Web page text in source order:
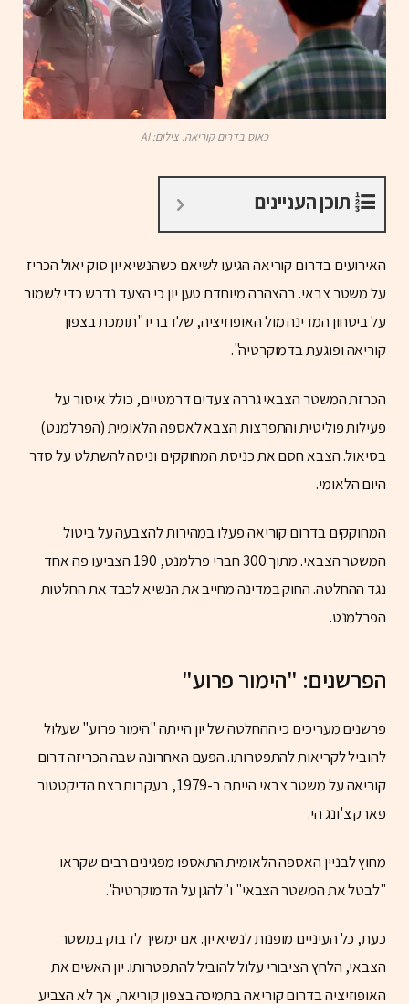
כאוס בדרום קוריאה. צילום: AI
תוכן העניינים
האירועים בדרום קוריאה הגיעו לשיאם כשהנשיא יון סוק יאול הכריז
על משטר צבאי. בהצהרה מיוחדת טען יון כי הצעד נדרש כדי לשמור
על ביטחון המדינה מול האופוזיציה, שלדבריו "תומכת בצפון
קוריאה ופוגעת בדמוקרטיה".
הכרזת המשטר הצבאי גררה צעדים דרמטיים, כולל איסור על
פעילות פוליטית והתפרצות הצבא לאספה הלאומית (הפרלמנט)
בסיאול. הצבא חסם את כניסת המחוקקים וניסה להשתלט על סדר
היום הלאומי.
המחוקקים בדרום קוריאה פעלו במהירות להצבעה על ביטול
המשטר הצבאי. מתוך 300 חברי פרלמנט, 190 הצביעו פה אחד
נגד ההחלטה. החוק במדינה מחייב את הנשיא לכבד את החלטות
הפרלמנט.
הפרשנים: "הימור פרוע"
פרשנים מעריכים כי ההחלטה של יון הייתה "הימור פרוע" שעלול
להוביל לקריאות להתפטרותו. הפעם האחרונה שבה הכריזה דרום
קוריאה על משטר צבאי הייתה ב-1979, בעקבות רצח הדיקטטור
פארק צ'ונג הי.
מחוץ לבניין האספה הלאומית התאספו מפגינים רבים שקראו
"לבטל את המשטר הצבאי" ו"להגן על הדמוקרטיה".
כעת, כל העיניים מופנות לנשיא יון. אם ימשיך לדבוק במשטר
הצבאי, הלחץ הציבורי עלול להוביל להתפטרותו. יון האשים את
האופוזיציה בדרום קוריאה בתמיכה בצפון קוריאה, אך לא הצביע